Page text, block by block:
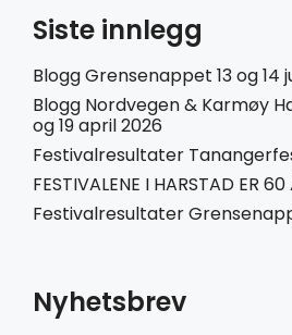
Siste innlegg
Blogg Grensenappet 13 og 14
Blogg Nordvegen & Karmøy
og 19 april 2026
Festivalresultater
FESTIVALENE I HARSTAD ER
Festivalresultater
Nyhetsbrev